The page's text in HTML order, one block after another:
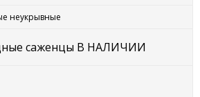
неукрывные
саженцы В НАЛИЧИИ